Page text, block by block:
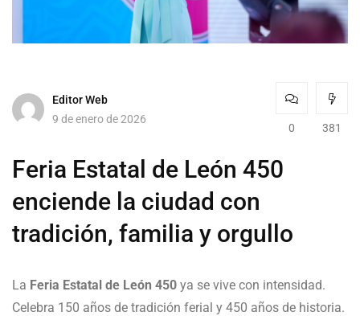
Editor Web
9 de enero de 2026
0 381
Feria Estatal de León 450
enciende la ciudad con
tradición, familia y orgullo
La Feria Estatal de León 450 ya se vive con intensidad.
Celebra 150 años de tradición ferial y 450 años de historia.